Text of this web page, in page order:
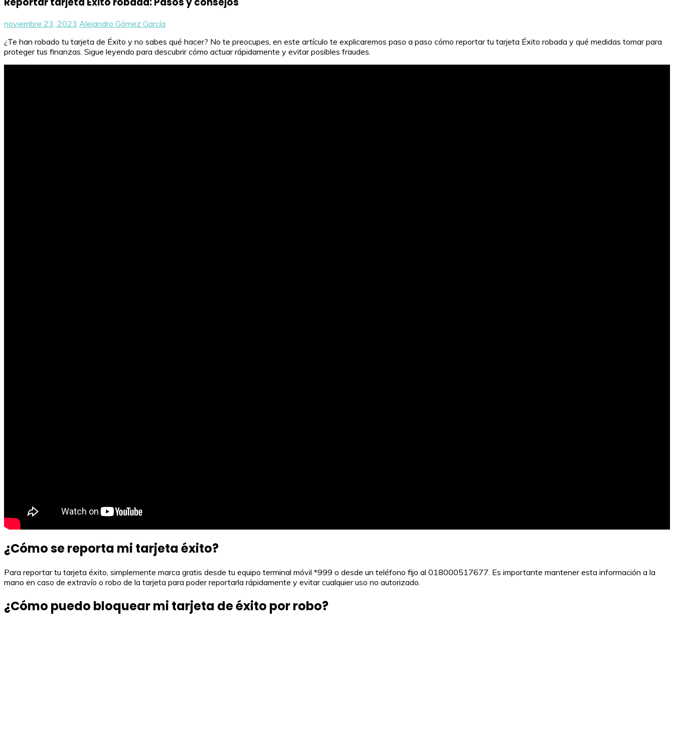
noviembre 23, 2023 Alejandro Gómez García
¿Te han robado tu tarjeta de Éxito y no sabes qué hacer? No te preocupes, en este artículo te explicaremos paso a paso cómo reportar tu tarjeta Éxito robada y qué medidas tomar para
proteger tus finanzas. Sigue leyendo para descubrir cómo actuar rápidamente y evitar posibles fraudes.
¿Cómo se reporta mi tarjeta éxito?
Para reportar tu tarjeta éxito, simplemente marca gratis desde tu equipo terminal móvil *999 o desde un teléfono fijo al 018000517677. Es importante mantener esta información a la
mano en caso de extravío o robo de la tarjeta para poder reportarla rápidamente y evitar cualquier uso no autorizado.
¿Cómo puedo bloquear mi tarjeta de éxito por robo?